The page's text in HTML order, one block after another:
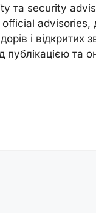
та security
official advisories,
і відкритих
публікацією та